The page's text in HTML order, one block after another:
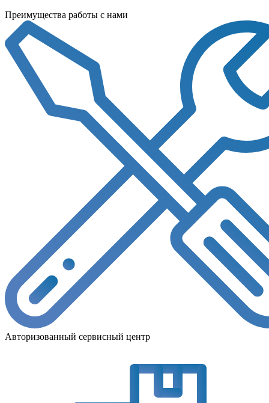
Преимущества работы с нами
Авторизованный сервисный центр